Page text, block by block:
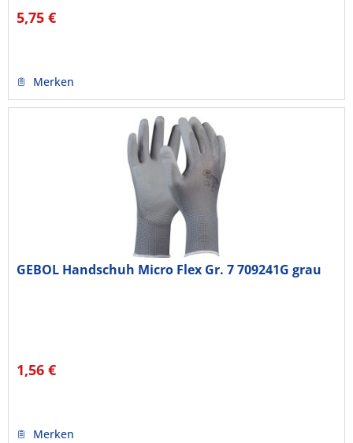
5,75 €
Merken
GEBOL Handschuh Micro Flex Gr. 7 709241G grau
1,56 €
Merken